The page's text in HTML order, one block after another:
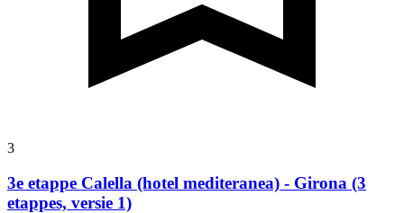
3
3e etappe Calella (hotel mediteranea) - Girona (3
etappes, versie 1)